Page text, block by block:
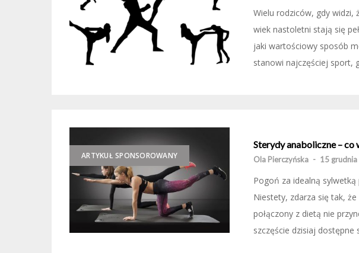
Wielu rodziców, gdy widzi,
wiek nastoletni stają się
jaki wartościowy sposób
stanowi najczęściej sport,
ARTYKUŁ SPONSOROWANY
Sterydy anaboliczne – co
Ola Pierczyńska - 15
Pogoń za idealną
Niestety, zdarza się tak,
połączony z dietą nie
szczęście dzisiaj dostępne